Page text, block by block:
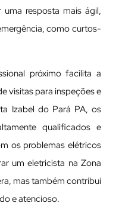
resposta mais ágil,
como curtos-
próximo facilita a
visitas para inspeções e
Izabel do Pará PA, os
qualificados e
os problemas elétricos
um eletricista na Zona
mas também contribui
e atencioso.